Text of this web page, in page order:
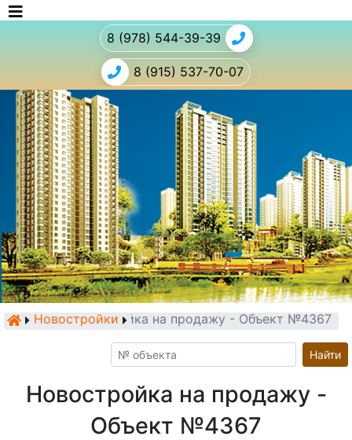
8 (978) 544-39-39
8 (915) 537-70-07
Новостройки
Новостройка на продажу - Объект №4367
Найти
Новостройка на продажу -
Объект №4367